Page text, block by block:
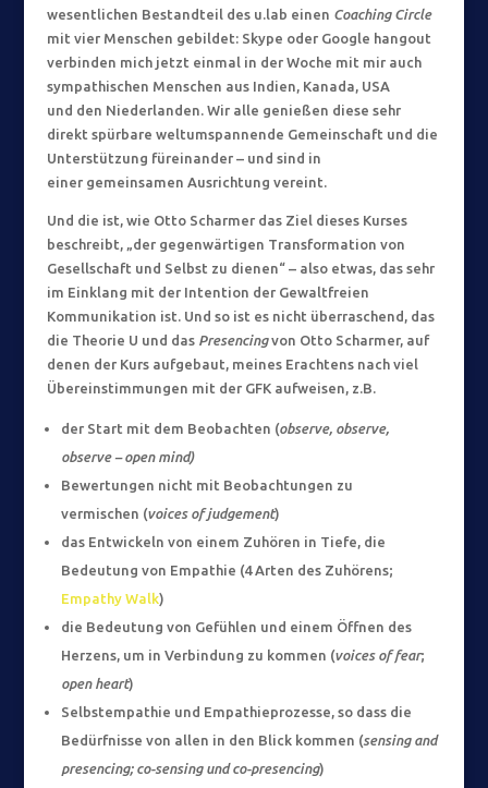
wesentlichen Bestandteil des u.lab einen Coaching Circle
mit vier Menschen gebildet: Skype oder Google hangout
verbinden mich jetzt einmal in der Woche mit mir auch
sympathischen Menschen aus Indien, Kanada, USA
und den Niederlanden. Wir alle genießen diese sehr
direkt spürbare weltumspannende Gemeinschaft und die
Unterstützung füreinander – und sind in
einer gemeinsamen Ausrichtung vereint.
Und die ist, wie Otto Scharmer das Ziel dieses Kurses
beschreibt, „der gegenwärtigen Transformation von
Gesellschaft und Selbst zu dienen“ – also etwas, das sehr
im Einklang mit der Intention der Gewaltfreien
Kommunikation ist. Und so ist es nicht überraschend, das
die Theorie U und das Presencingvon Otto Scharmer, auf
denen der Kurs aufgebaut, meines Erachtens nach viel
Übereinstimmungen mit der GFK aufweisen, z.B.
der Start mit dem Beobachten (observe, observe,
observe – open mind)
Bewertungen nicht mit Beobachtungen zu
vermischen (voices of judgement)
das Entwickeln von einem Zuhören in Tiefe, die
Bedeutung von Empathie (4 Arten des Zuhörens;
Empathy Walk)
die Bedeutung von Gefühlen und einem Öffnen des
Herzens, um in Verbindung zu kommen (voices of fear;
open heart)
Selbstempathie und Empathieprozesse, so dass die
Bedürfnisse von allen in den Blick kommen (sensing and
presencing; co-sensing und co-presencing)